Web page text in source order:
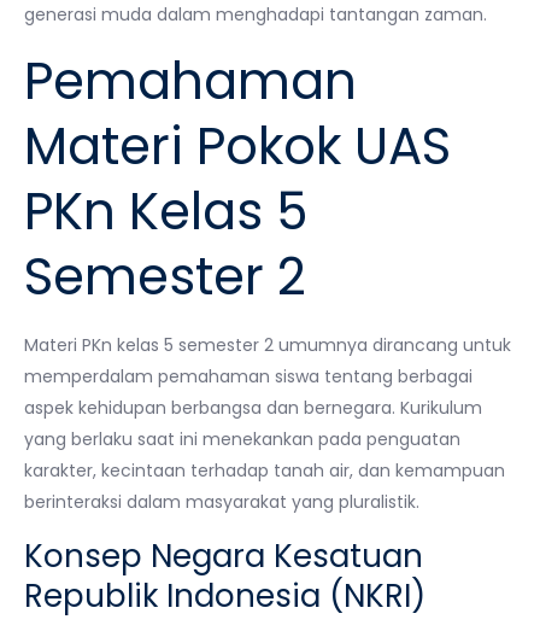
generasi muda dalam menghadapi tantangan zaman.
Pemahaman
Materi Pokok UAS
PKn Kelas 5
Semester 2
Materi PKn kelas 5 semester 2 umumnya dirancang untuk
memperdalam pemahaman siswa tentang berbagai
aspek kehidupan berbangsa dan bernegara. Kurikulum
yang berlaku saat ini menekankan pada penguatan
karakter, kecintaan terhadap tanah air, dan kemampuan
berinteraksi dalam masyarakat yang pluralistik.
Konsep Negara Kesatuan
Republik Indonesia (NKRI)